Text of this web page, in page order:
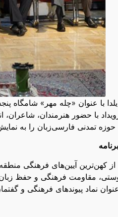
با حضور هنرمندان،
تمدنی فارسی‌زبان را به
کهن‌ترین آیین‌های فرهنگی منطقه
مقاومت فرهنگی و حفظ
نماد پیوندهای فرهنگی و